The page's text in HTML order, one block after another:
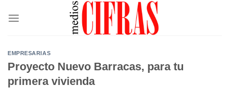
EMPRESARIAS
Proyecto Nuevo Barracas, para tu
primera vivienda